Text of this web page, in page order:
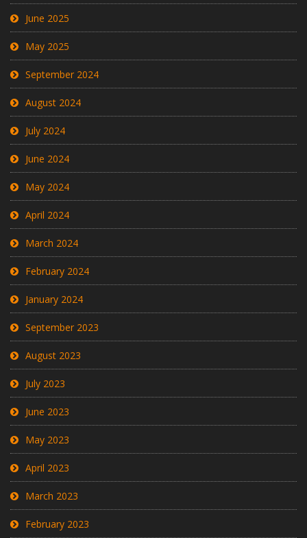
June 2025
May 2025
September 2024
August 2024
July 2024
June 2024
May 2024
April 2024
March 2024
February 2024
January 2024
September 2023
August 2023
July 2023
June 2023
May 2023
April 2023
March 2023
February 2023